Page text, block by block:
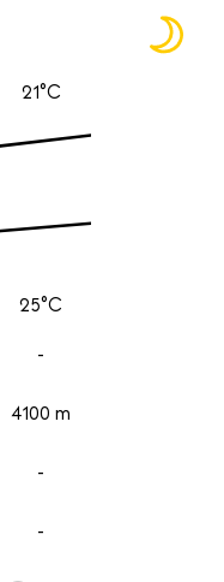
21°C
25°C
-
4100 m
-
-